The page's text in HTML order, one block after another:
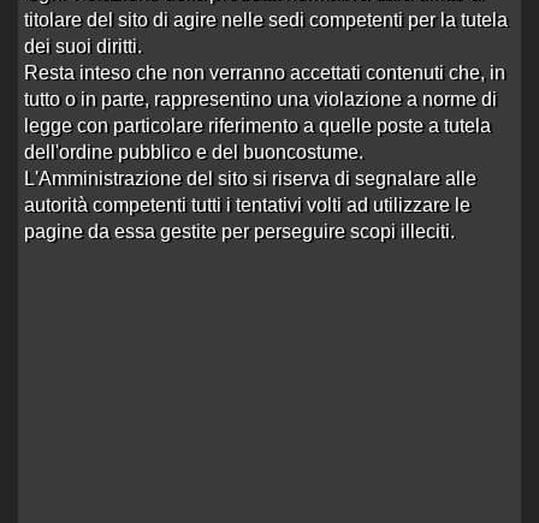
17 risposte
4434 visite
Ultima rispostadaorsetto_nainRe:Vinxx vi
saluta alle 18:14 del 09/04/15
non dipende da noi, siamo fatti cosi!
Aperto dasilwer2alle 09:57 del 03/04/15
2 risposte
1598 visite
Ultima rispostadamassyonein Re:non
dipende da noi, sia…
Buona Pasqua
Aperto da startrek50 alle 08:31 del 03/04/15
titolare del sito di agire nelle sedi competenti per la tutela
dei suoi diritti.
Resta inteso che non verranno accettati contenuti che, in
tutto o in parte, rappresentino una violazione a norme di
legge con particolare riferimento a quelle poste a tutela
dell'ordine pubblico e del buoncostume.
L'Amministrazione del sito si riserva di segnalare alle
autorità competenti tutti i tentativi volti ad utilizzare le
pagine da essa gestite per perseguire scopi illeciti.